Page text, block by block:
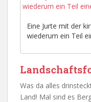
Eine Jurte mit der
wiederum ein Teil
Was da alles
Land! Mal sind es